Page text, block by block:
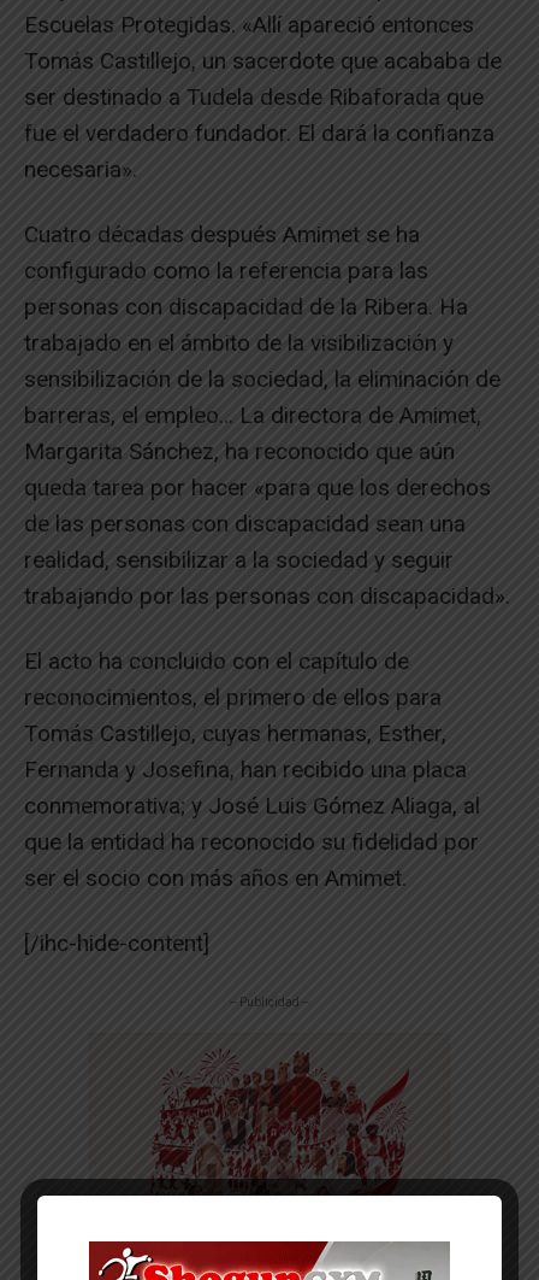
Escuelas Protegidas. «Allí apareció entonces
Tomás Castillejo, un sacerdote que acababa de
ser destinado a Tudela desde Ribaforada que
fue el verdadero fundador. El dará la confianza
necesaria».
Cuatro décadas después Amimet se ha
configurado como la referencia para las
personas con discapacidad de la Ribera. Ha
trabajado en el ámbito de la visibilización y
sensibilización de la sociedad, la eliminación de
barreras, el empleo… La directora de Amimet,
Margarita Sánchez, ha reconocido que aún
queda tarea por hacer «para que los derechos
de las personas con discapacidad sean una
realidad, sensibilizar a la sociedad y seguir
trabajando por las personas con discapacidad».
El acto ha concluido con el capítulo de
reconocimientos, el primero de ellos para
Tomás Castillejo, cuyas hermanas, Esther,
Fernanda y Josefina, han recibido una placa
conmemorativa; y José Luis Gómez Aliaga, al
que la entidad ha reconocido su fidelidad por
ser el socio con más años en Amimet.
[/ihc-hide-content]
-- Publicidad --